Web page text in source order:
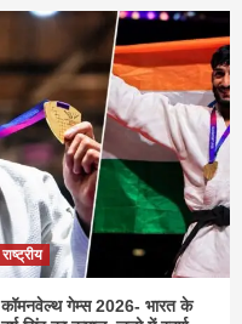
राष्ट्रीय
कॉमनवेल्थ गेम्स 2026- भारत के